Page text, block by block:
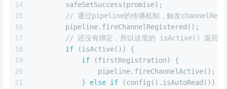
14
15
16
17
18
19
20
21
        safeSetSuccess(promise);
// 通过pipeline的传播机制，触发
        pipeline.fireChannelRegistered();
// 还没有绑定，所以这里的 isActive() 返回
if (isActive()) {
if (firstRegistration) {
                pipeline.fireChannelActive();
            }
else if (config().isAutoRead()) {